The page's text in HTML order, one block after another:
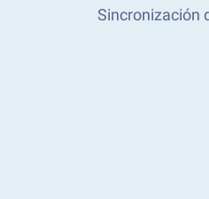
Sincronización